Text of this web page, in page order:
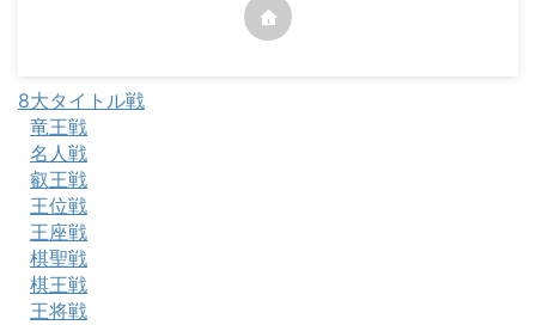
8大タイトル戦
竜王戦
名人戦
叡王戦
王位戦
王座戦
棋聖戦
棋王戦
王将戦